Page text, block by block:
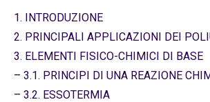
1. INTRODUZIONE
2. PRINCIPALI APPLICAZIONI DEI
3. ELEMENTI FISICO-CHIMICI DI BASE
– 3.1. PRINCIPI DI UNA REAZIONE
– 3.2. ESSOTERMIA